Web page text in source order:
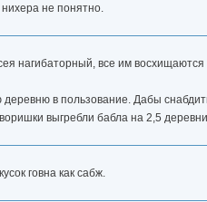
не понятно.
нагибаторный, все им восхищаются
в пользование. Дабы
выгребли бабла на 2,5
говна как сабж.